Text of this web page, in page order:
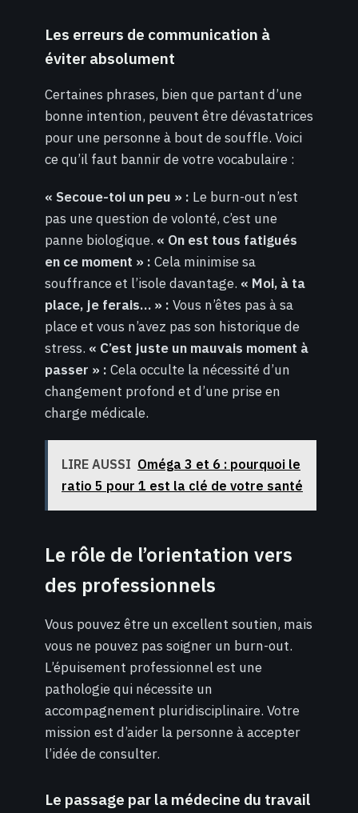
Les erreurs de communication à
éviter absolument
Certaines phrases, bien que partant d’une
bonne intention, peuvent être dévastatrices
pour une personne à bout de souffle. Voici
ce qu’il faut bannir de votre vocabulaire :
« Secoue-toi un peu » : Le burn-out n’est
pas une question de volonté, c’est une
panne biologique. « On est tous fatigués
en ce moment » : Cela minimise sa
souffrance et l’isole davantage. « Moi, à ta
place, je ferais… » : Vous n’êtes pas à sa
place et vous n’avez pas son historique de
stress. « C’est juste un mauvais moment à
passer » : Cela occulte la nécessité d’un
changement profond et d’une prise en
charge médicale.
LIRE AUSSI Oméga 3 et 6 : pourquoi le
ratio 5 pour 1 est la clé de votre santé
Le rôle de l’orientation vers
des professionnels
Vous pouvez être un excellent soutien, mais
vous ne pouvez pas soigner un burn-out.
L’épuisement professionnel est une
pathologie qui nécessite un
accompagnement pluridisciplinaire. Votre
mission est d’aider la personne à accepter
l’idée de consulter.
Le passage par la médecine du travail